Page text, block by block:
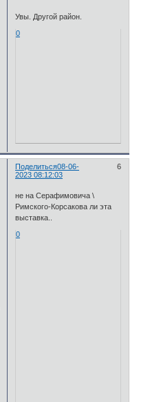
Увы. Другой район.
0
Поделиться 6
08-06-
2023 08:12:03
не на Серафимовича \
Римского-Корсакова ли эта
выставка..
0